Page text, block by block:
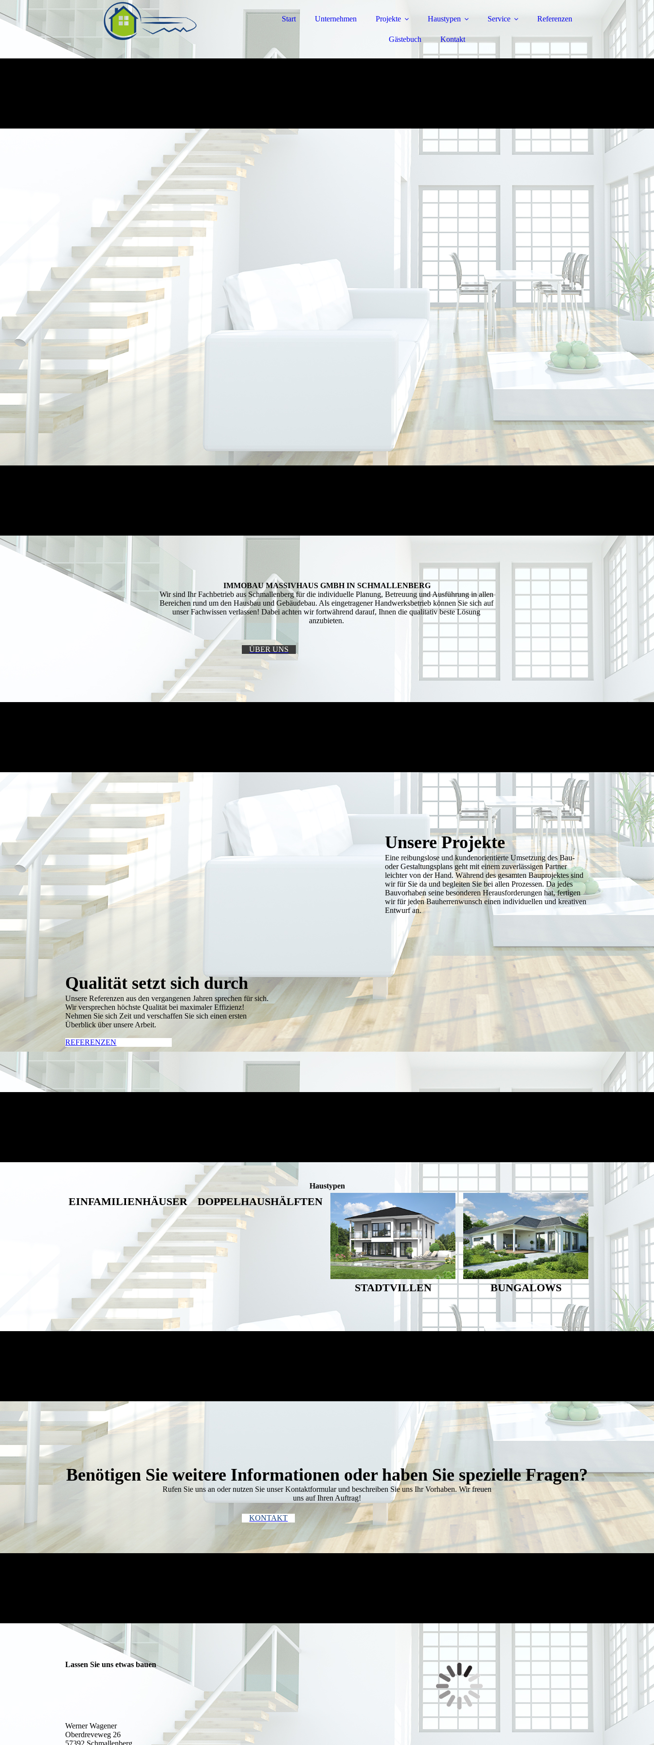
Start Unternehmen Projekte Haustypen Service Referenzen
Gästebuch Kontakt
IMMOBAU MASSIVHAUS GMBH IN SCHMALLENBERG
Wir sind Ihr Fachbetrieb aus Schmallenberg für die individuelle Planung, Betreuung und Ausführung in allen
Bereichen rund um den Hausbau und Gebäudebau. Als eingetragener Handwerksbetrieb können Sie sich auf
unser Fachwissen verlassen! Dabei achten wir fortwährend darauf, Ihnen die qualitativ beste Lösung
anzubieten.
ÜBER UNS
Unsere Projekte
Eine reibungslose und kundenorientierte Umsetzung des Bau-
oder Gestaltungsplans geht mit einem zuverlässigen Partner
leichter von der Hand. Während des gesamten Bauprojektes sind
wir für Sie da und begleiten Sie bei allen Prozessen. Da jedes
Bauvorhaben seine besonderen Herausforderungen hat, fertigen
wir für jeden Bauherrenwunsch einen individuellen und kreativen
Entwurf an.
Qualität setzt sich durch
Unsere Referenzen aus den vergangenen Jahren sprechen für sich.
Wir versprechen höchste Qualität bei maximaler Effizienz!
Nehmen Sie sich Zeit und verschaffen Sie sich einen ersten
Überblick über unsere Arbeit.
REFERENZEN
Haustypen
EINFAMILIENHÄUSER DOPPELHAUSHÄLFTEN
STADTVILLEN BUNGALOWS
Benötigen Sie weitere Informationen oder haben Sie spezielle Fragen?
Rufen Sie uns an oder nutzen Sie unser Kontakt­formular und beschrei­ben Sie uns Ihr Vor­haben. Wir freuen
uns auf Ihren Auftrag!
KONTAKT
Lassen Sie uns etwas bauen
Werner Wagener
Oberdreveweg 26
57392 Schmallenberg